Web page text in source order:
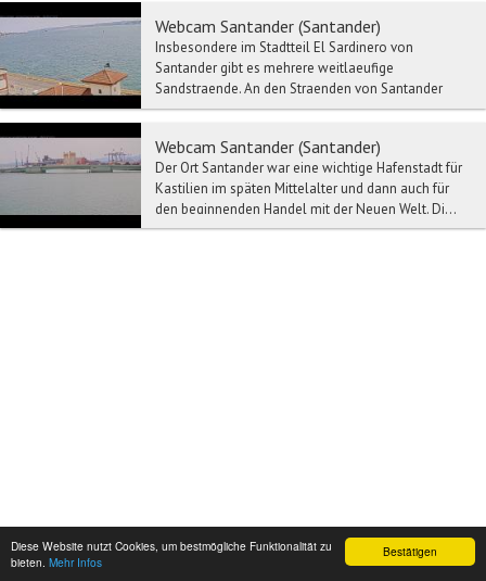
Bestätigen
Diese Website nutzt Cookies, um bestmögliche Funktionalität zu
bieten. Mehr Infos
Webcam Santander (Santander)
Insbesondere im Stadtteil El Sardinero von
Santander gibt es mehrere weitlaeufige
Sandstraende. An den Straenden von Santander
bietet sich, je nach...
Webcam Santander (Santander)
Der Ort Santander war eine wichtige Hafenstadt für
Kastilien im späten Mittelalter und dann auch für
den beginnenden Handel mit der Neuen Welt. Di...